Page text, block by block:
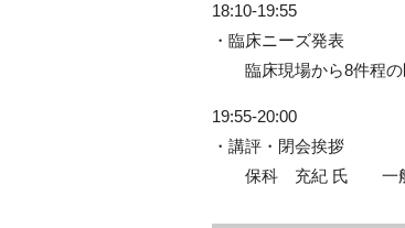
18:10-19:55
・臨床ニーズ発表
臨床現場から8件程の
19:55-20:00
・講評・閉会挨拶
保科 充紀 氏 一般社